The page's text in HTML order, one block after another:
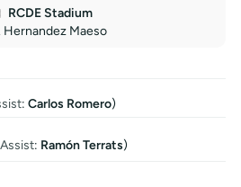
RCDE Stadium
Hernandez Maeso
: Carlos Romero)
Assist: Ramón Terrats)